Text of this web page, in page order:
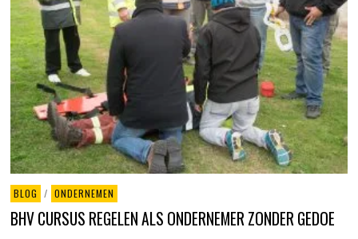
BLOG / ONDERNEMEN
BHV CURSUS REGELEN ALS ONDERNEMER ZONDER GEDOE